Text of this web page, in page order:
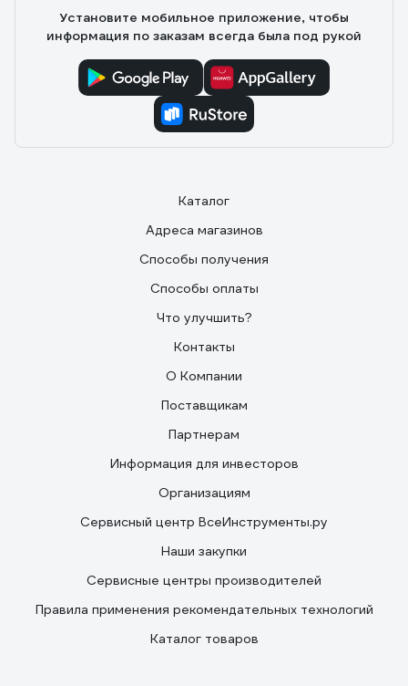
Установите мобильное приложение, чтобы
информация по заказам всегда была под рукой
Каталог
Адреса магазинов
Способы получения
Способы оплаты
Что улучшить?
Контакты
О Компании
Поставщикам
Партнерам
Информация для инвесторов
Организациям
Сервисный центр ВсеИнструменты.ру
Наши закупки
Сервисные центры производителей
Правила применения рекомендательных технологий
Каталог товаров